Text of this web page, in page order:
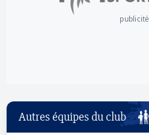
publicité
Autres équipes du club